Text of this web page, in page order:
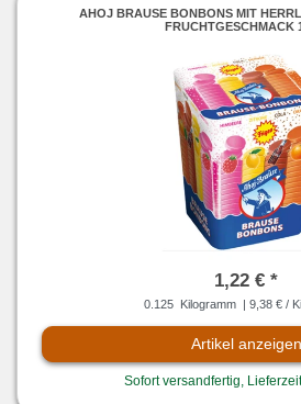
AHOJ BRAUSE BONBONS MIT
FRUCHTGESCHMACK
1,22 € *
0.125 Kilogramm | 9,38 € /
Artikel anzeigen
Sofort versandfertig,